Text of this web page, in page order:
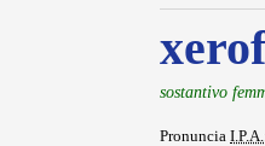
sostantivo
Pronuncia I.P.A.